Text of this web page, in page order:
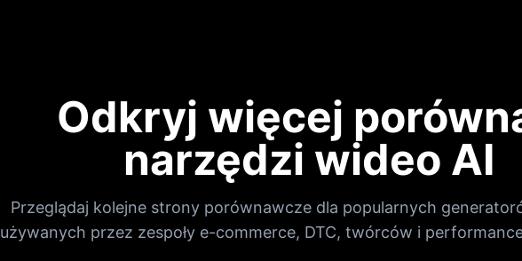
Odkryj więcej
narzędzi wideo AI
Przeglądaj kolejne strony porównawcze dla popularnych
używanych przez zespoły e-commerce, DTC, twórców i